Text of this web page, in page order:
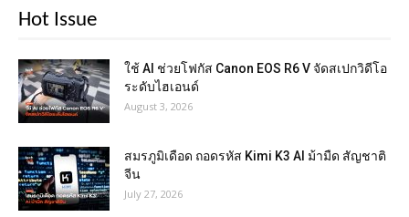
Hot Issue
ใช้ AI ช่วยโฟกัส Canon EOS R6 V จัดสเปกวิดีโอ
ระดับไฮเอนด์
August 3, 2026
สมรภูมิเดือด ถอดรหัส Kimi K3 AI ม้ามืด สัญชาติ
จีน
July 27, 2026